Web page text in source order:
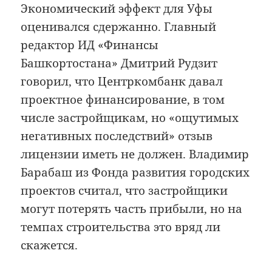
Экономический эффект для Уфы
оценивался сдержанно. Главный
редактор ИД «Финансы
Башкортостана» Дмитрий Рудзит
говорил, что Центркомбанк давал
проектное финансирование, в том
числе застройщикам, но «ощутимых
негативных последствий» отзыв
лицензии иметь не должен. Владимир
Барабаш из Фонда развития городских
проектов считал, что застройщики
могут потерять часть прибыли, но на
темпах строительства это вряд ли
скажется.